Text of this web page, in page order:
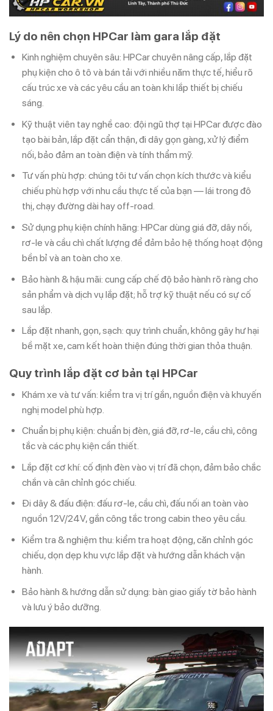
Lý do nên chọn HPCar làm gara lắp đặt
Kinh nghiệm chuyên sâu: HPCar chuyên nâng cấp, lắp đặt
phụ kiện cho ô tô và bán tải với nhiều năm thực tế, hiểu rõ
cấu trúc xe và các yêu cầu an toàn khi lắp thiết bị chiếu
sáng.
Kỹ thuật viên tay nghề cao: đội ngũ thợ tại HPCar được đào
tạo bài bản, lắp đặt cẩn thận, đi dây gọn gàng, xử lý điểm
nối, bảo đảm an toàn điện và tính thẩm mỹ.
Tư vấn phù hợp: chúng tôi tư vấn chọn kích thước và kiểu
chiếu phù hợp với nhu cầu thực tế của bạn — lái trong đô
thị, chạy đường dài hay off-road.
Sử dụng phụ kiện chính hãng: HPCar dùng giá đỡ, dây nối,
rơ-le và cầu chì chất lượng để đảm bảo hệ thống hoạt động
bền bỉ và an toàn cho xe.
Bảo hành & hậu mãi: cung cấp chế độ bảo hành rõ ràng cho
sản phẩm và dịch vụ lắp đặt; hỗ trợ kỹ thuật nếu có sự cố
sau lắp.
Lắp đặt nhanh, gọn, sạch: quy trình chuẩn, không gây hư hại
bề mặt xe, cam kết hoàn thiện đúng thời gian thỏa thuận.
Quy trình lắp đặt cơ bản tại HPCar
Khám xe và tư vấn: kiểm tra vị trí gắn, nguồn điện và khuyến
nghị model phù hợp.
Chuẩn bị phụ kiện: chuẩn bị đèn, giá đỡ, rơ-le, cầu chì, công
tắc và các phụ kiện cần thiết.
Lắp đặt cơ khí: cố định đèn vào vị trí đã chọn, đảm bảo chắc
chắn và cân chỉnh góc chiếu.
Đi dây & đấu điện: đấu rơ-le, cầu chì, đấu nối an toàn vào
nguồn 12V/24V, gắn công tắc trong cabin theo yêu cầu.
Kiểm tra & nghiệm thu: kiểm tra hoạt động, căn chỉnh góc
chiếu, dọn dẹp khu vực lắp đặt và hướng dẫn khách vận
hành.
Bảo hành & hướng dẫn sử dụng: bàn giao giấy tờ bảo hành
và lưu ý bảo dưỡng.